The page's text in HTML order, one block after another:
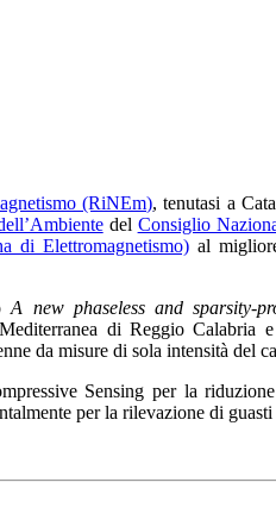
(RiNEm), tenutasi a
del Consiglio
di Elettromagnetismo)al
A new phaseless and sparsity-
di Reggio Calabria
da misure di sola intensità del
Sensing per la
per la rilevazione di